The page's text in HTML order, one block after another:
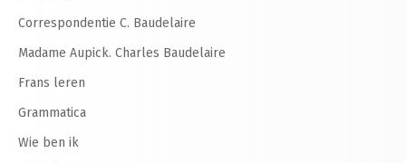
Correspondentie C. Baudelaire
Madame Aupick. Charles Baudelaire
Frans leren
Grammatica
Wie ben ik